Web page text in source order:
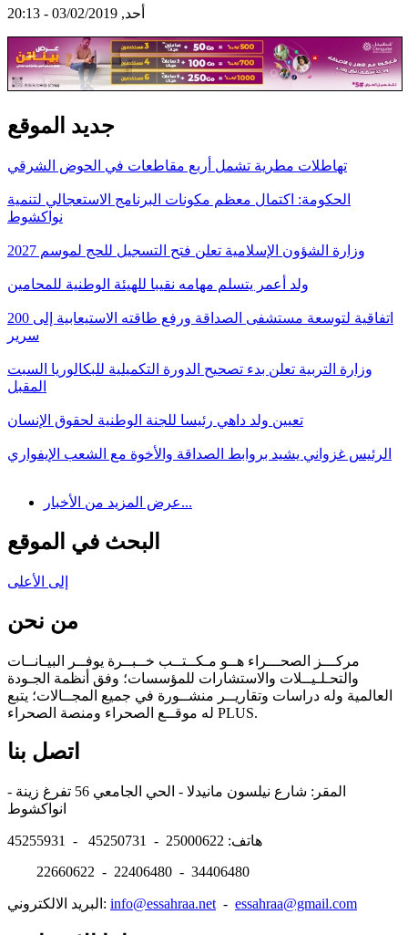
أحد, 03/02/2019 - 20:13
جديد الموقع
تهاطلات مطرية تشمل أربع مقاطعات في الحوض الشرقي
الحكومة: اكتمال معظم مكونات البرنامج الاستعجالي لتنمية
نواكشوط
وزارة الشؤون الإسلامية تعلن فتح التسجيل للحج لموسم 2027
ولد أعمر يتسلم مهامه نقيبا للهيئة الوطنية للمحامين
اتفاقية لتوسعة مستشفى الصداقة ورفع طاقته الاستيعابية إلى 200
سرير
وزارة التربية تعلن بدء تصحيح الدورة التكميلية للبكالوريا السبت
المقبل
تعيين ولد داهي رئيسا للجنة الوطنية لحقوق الإنسان
الرئيس غزواني يشيد بروابط الصداقة والأخوة مع الشعب الإيفواري
عرض المزيد من الأخبار...
البحث في الموقع
إلى الأعلى
من نحن
مركـــز الصحـــراء هــو مـكــتــب خــبــرة يوفــر البيـانــات
والتحـلـيــلات والاستشارات للمؤسسات؛ وفق أنظمة الجـودة
العالمية وله دراسات وتقاريــر منشــورة في جميع المجــالات؛ يتبع
له موقــع الصحراء ومنصة الصحراء PLUS.
اتصل بنا
المقر: شارع نيلسون مانيدلا - الحي الجامعي 56 تفرغ زينة -
هاتف: 25000622 - 45250731 - 45255931
22660622 - 22406480 - 34406480
البريد الالكتروني: info@essahraa.net - essahraa@gmail.com